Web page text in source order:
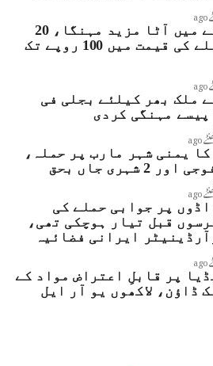
ایک ہفتے میں آٹا مزید مہنگا، 20
کلو تھیلے کی قیمت میں 100 روپے تک
ملک بھر کیلئے بجلی فی
یمنی شہر مارب پر حملہ،
اڈوں پر جوابی حملے کی
قبل تیار ہوچکی تھی،
ایرانی فضائیہ
پر قابلِ اعتراض مواد کے
ڈاؤن، لاکھوں یو آر ایل